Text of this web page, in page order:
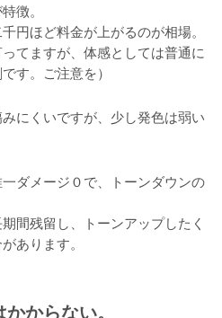
徴。
円ほど料金が上がるのが相場。
てますが、体感としては普通に
す。ご注意を）
にくいですが、少し発色は弱い
ダメージ０で、トーンダウンの
間残留し、トーンアップしたく
あります。
からない。